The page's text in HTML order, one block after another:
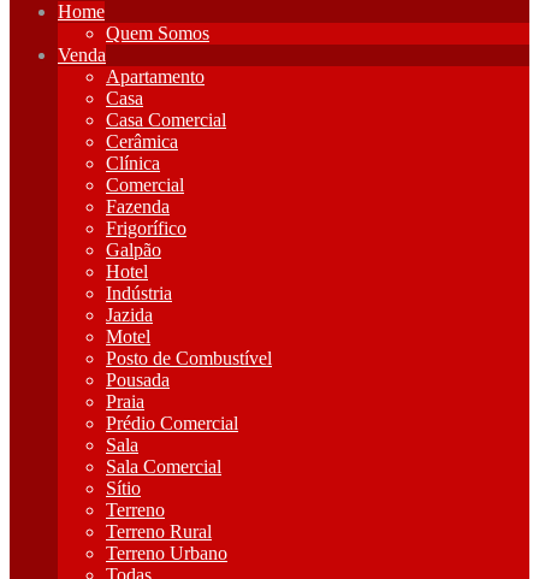
Home
Quem Somos
Venda
Apartamento
Casa
Casa Comercial
Cerâmica
Clínica
Comercial
Fazenda
Frigorífico
Galpão
Hotel
Indústria
Jazida
Motel
Posto de Combustível
Pousada
Praia
Prédio Comercial
Sala
Sala Comercial
Sítio
Terreno
Terreno Rural
Terreno Urbano
Todas